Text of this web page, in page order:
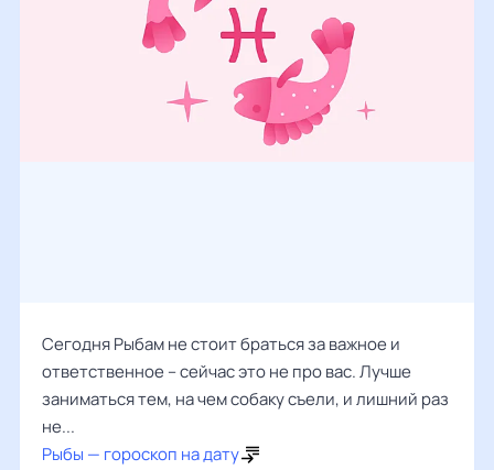
Сегодня Рыбам не стоит браться за важное и
ответственное – сейчас это не про вас. Лучше
заниматься тем, на чем собаку съели, и лишний раз
не...
Рыбы — гороскоп на дату